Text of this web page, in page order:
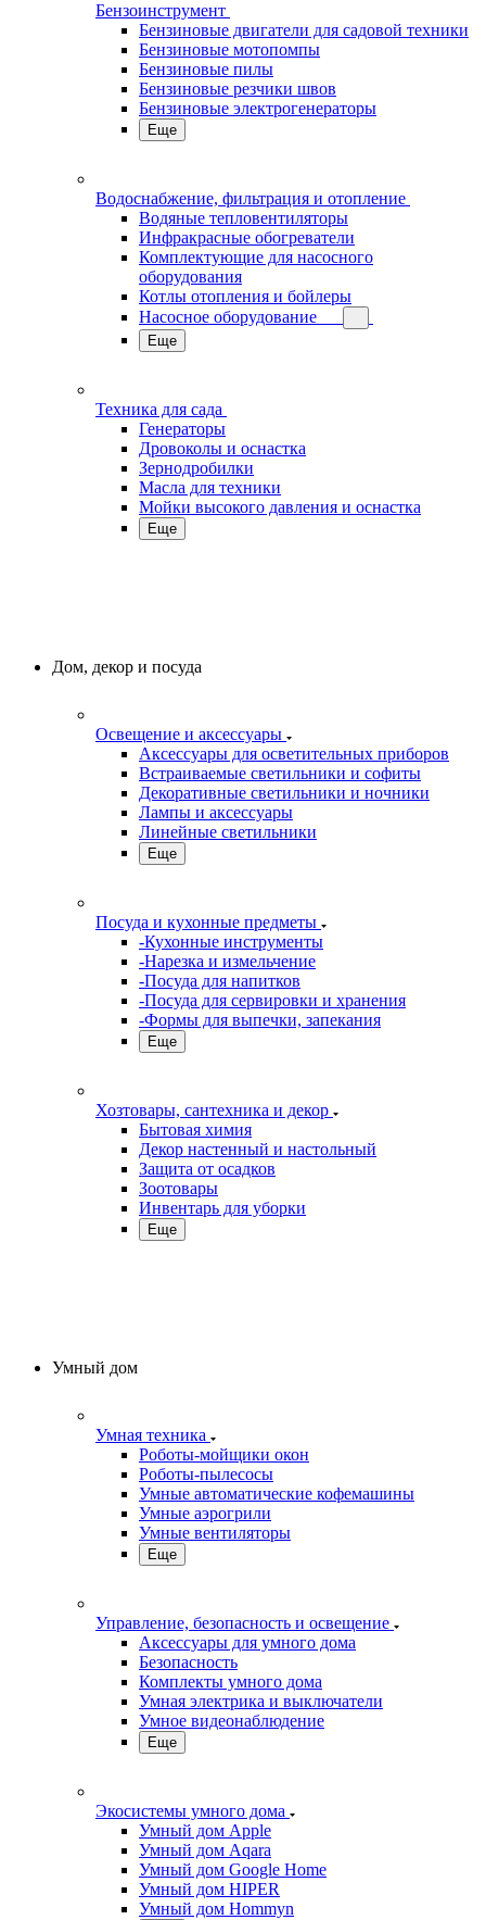
Бензоинструмент
Бензиновые двигатели для садовой техники
Бензиновые мотопомпы
Бензиновые пилы
Бензиновые резчики швов
Бензиновые электрогенераторы
Еще
Водоснабжение, фильтрация и отопление
Водяные тепловентиляторы
Инфракрасные обогреватели
Комплектующие для насосного
оборудования
Котлы отопления и бойлеры
Насосное оборудование
Еще
Техника для сада
Генераторы
Дровоколы и оснастка
Зернодробилки
Масла для техники
Мойки высокого давления и оснастка
Еще
Дом, декор и посуда
Освещение и аксессуары
Аксессуары для осветительных приборов
Встраиваемые светильники и софиты
Декоративные светильники и ночники
Лампы и аксессуары
Линейные светильники
Еще
Посуда и кухонные предметы
-Кухонные инструменты
-Нарезка и измельчение
-Посуда для напитков
-Посуда для сервировки и хранения
-Формы для выпечки, запекания
Еще
Хозтовары, сантехника и декор
Бытовая химия
Декор настенный и настольный
Защита от осадков
Зоотовары
Инвентарь для уборки
Еще
Умный дом
Умная техника
Роботы-мойщики окон
Роботы-пылесосы
Умные автоматические кофемашины
Умные аэрогрили
Умные вентиляторы
Еще
Управление, безопасность и освещение
Аксессуары для умного дома
Безопасность
Комплекты умного дома
Умная электрика и выключатели
Умное видеонаблюдение
Еще
Экосистемы умного дома
Умный дом Apple
Умный дом Aqara
Умный дом Google Home
Умный дом HIPER
Умный дом Hommyn